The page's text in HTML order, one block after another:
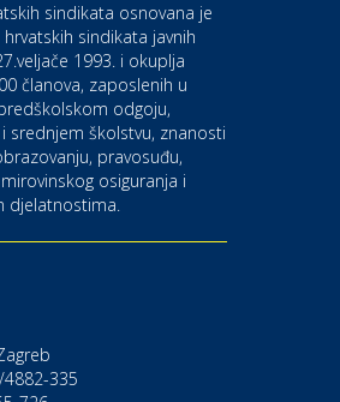
i tehnika
d.o.o.
Gavella
sindikata osnovana je
sindikata javnih
1993. i okuplja
članova, zaposlenih u
odgoju,
srednjem školstvu, znanosti
pravosuđu,
osiguranja i
djelatnostima.
335